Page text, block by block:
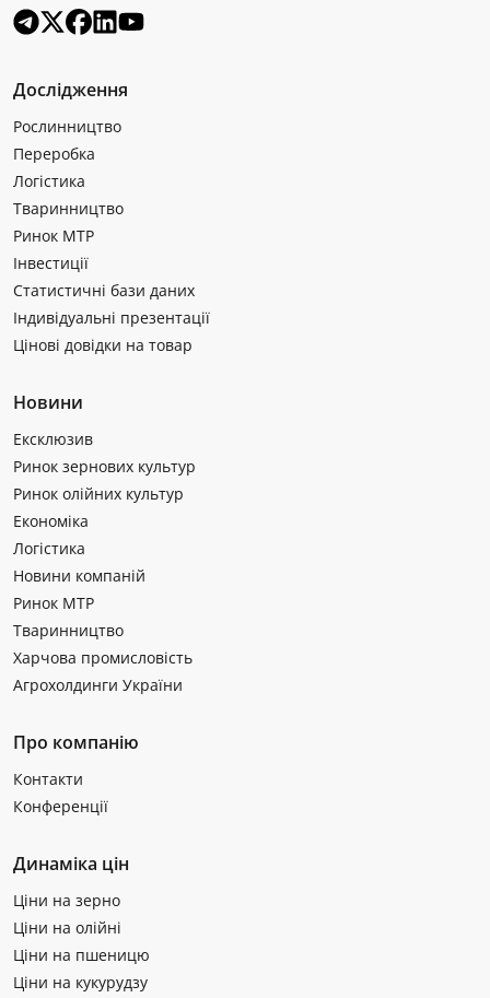
Дослідження
Рослинництво
Переробка
Логістика
Тваринництво
Ринок МТР
Інвестиції
Статистичні бази даних
Індивідуальні презентації
Цінові довідки на товар
Новини
Ексклюзив
Ринок зернових культур
Ринок олійних культур
Економіка
Логістика
Новини компаній
Ринок МТР
Тваринництво
Харчова промисловість
Агрохолдинги України
Про компанію
Контакти
Конференції
Динаміка цін
Ціни на зерно
Ціни на олійні
Ціни на пшеницю
Ціни на кукурудзу